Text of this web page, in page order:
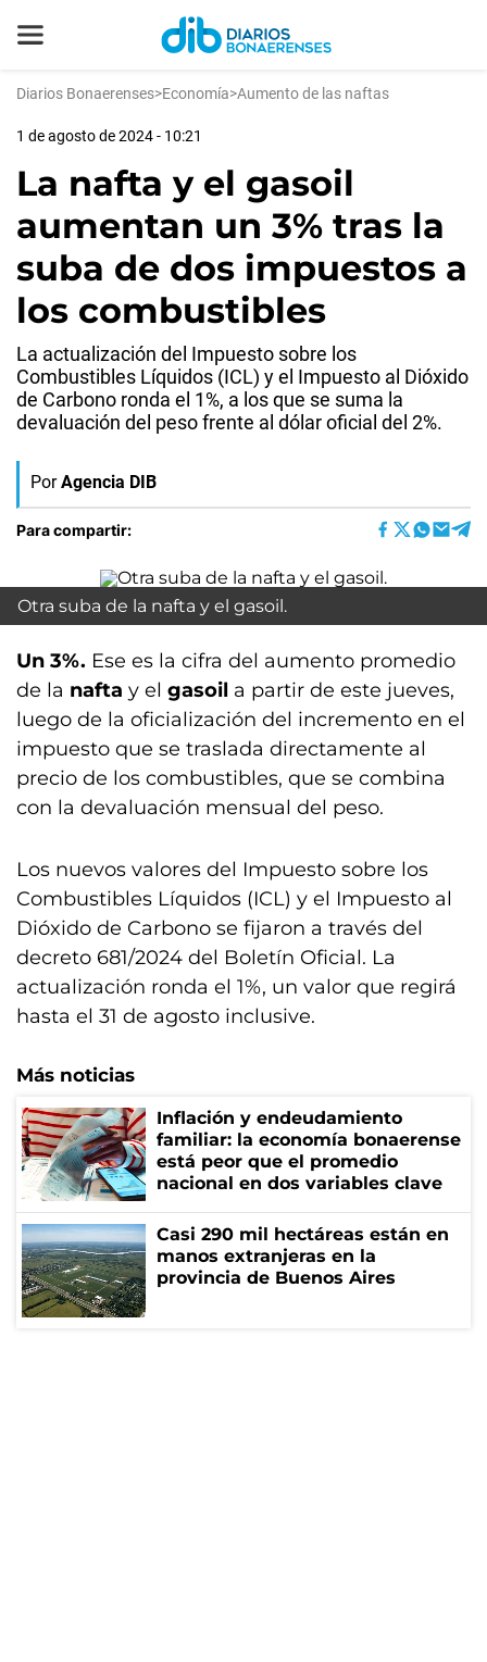
Diarios Bonaerenses>Economía>Aumento de las naftas
1 de agosto de 2024 - 10:21
La nafta y el gasoil
aumentan un 3% tras la
suba de dos impuestos a
los combustibles
La actualización del Impuesto sobre los
Combustibles Líquidos (ICL) y el Impuesto al Dióxido
de Carbono ronda el 1%, a los que se suma la
devaluación del peso frente al dólar oficial del 2%.
Por Agencia DIB
Para compartir:
Otra suba de la nafta y el gasoil.
Un 3%. Ese es la cifra del aumento promedio
de la nafta y el gasoil a partir de este jueves,
luego de la oficialización del incremento en el
impuesto que se traslada directamente al
precio de los combustibles, que se combina
con la devaluación mensual del peso.
Los nuevos valores del Impuesto sobre los
Combustibles Líquidos (ICL) y el Impuesto al
Dióxido de Carbono se fijaron a través del
decreto 681/2024 del Boletín Oficial. La
actualización ronda el 1%, un valor que regirá
hasta el 31 de agosto inclusive.
Más noticias
Inflación y endeudamiento
familiar: la economía bonaerense
está peor que el promedio
nacional en dos variables clave
Casi 290 mil hectáreas están en
manos extranjeras en la
provincia de Buenos Aires